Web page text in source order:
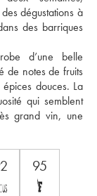
dégustations à
des barriques
d’une belle
de notes de fruits
douces. La
qui semblent
grand vin, une
95